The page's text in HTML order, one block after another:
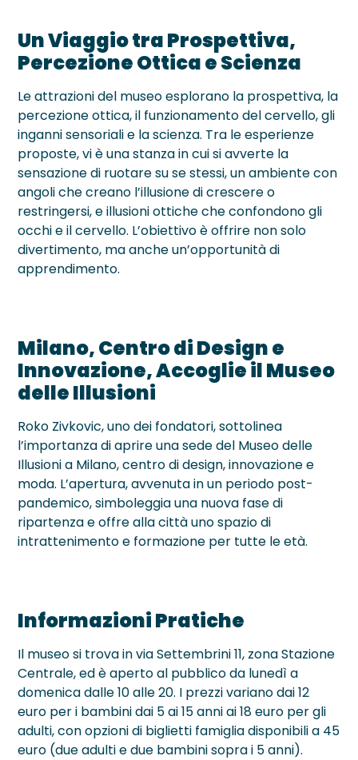
Un Viaggio tra Prospettiva,
Percezione Ottica e Scienza
Le attrazioni del museo esplorano la prospettiva, la
percezione ottica, il funzionamento del cervello, gli
inganni sensoriali e la scienza. Tra le esperienze
proposte, vi è una stanza in cui si avverte la
sensazione di ruotare su se stessi, un ambiente con
angoli che creano l’illusione di crescere o
restringersi, e illusioni ottiche che confondono gli
occhi e il cervello. L’obiettivo è offrire non solo
divertimento, ma anche un’opportunità di
apprendimento.
Milano, Centro di Design e
Innovazione, Accoglie il Museo
delle Illusioni
Roko Zivkovic, uno dei fondatori, sottolinea
l’importanza di aprire una sede del Museo delle
Illusioni a Milano, centro di design, innovazione e
moda. L’apertura, avvenuta in un periodo post-
pandemico, simboleggia una nuova fase di
ripartenza e offre alla città uno spazio di
intrattenimento e formazione per tutte le età.
Informazioni Pratiche
Il museo si trova in via Settembrini 11, zona Stazione
Centrale, ed è aperto al pubblico da lunedì a
domenica dalle 10 alle 20. I prezzi variano dai 12
euro per i bambini dai 5 ai 15 anni ai 18 euro per gli
adulti, con opzioni di biglietti famiglia disponibili a 45
euro (due adulti e due bambini sopra i 5 anni).